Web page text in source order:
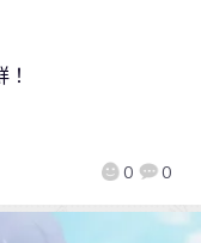
0 0